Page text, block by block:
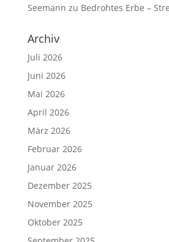
Seemann zu Bedrohtes Erbe –
Archiv
Juli 2026
Juni 2026
Mai 2026
April 2026
März 2026
Februar 2026
Januar 2026
Dezember 2025
November 2025
Oktober 2025